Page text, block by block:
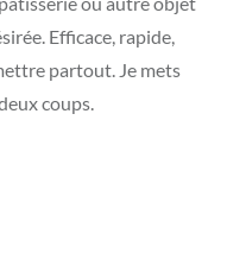
Efficace, rapide,
partout. Je mets
coups.